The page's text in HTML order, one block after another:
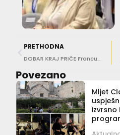
PRETHODNA
DOBAR KRAJ PRIČE Francuskog državljanina spasili HGSS-ovci nakon pada iznad izvora Omble
Povezano
Mljet
izvrsno